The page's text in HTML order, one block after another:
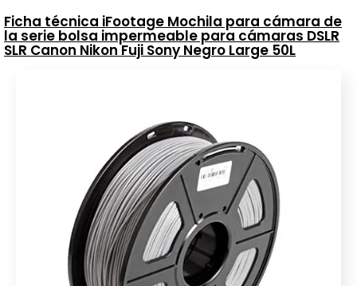
Ficha técnica iFootage Mochila para cámara de
la serie bolsa impermeable para cámaras DSLR
SLR Canon Nikon Fuji Sony Negro Large 50L